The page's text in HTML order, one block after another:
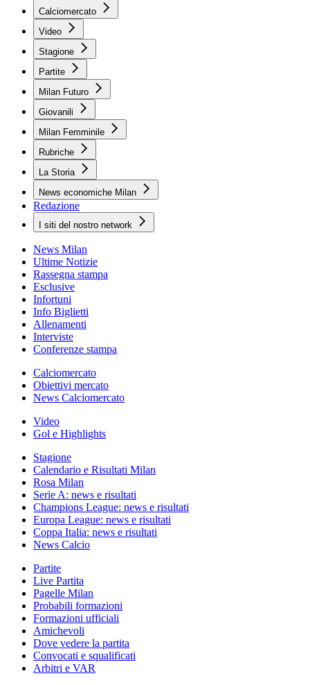
Calciomercato
Video
Stagione
Partite
Milan Futuro
Giovanili
Milan Femminile
Rubriche
La Storia
News economiche Milan
Redazione
I siti del nostro network
News Milan
Ultime Notizie
Rassegna stampa
Esclusive
Infortuni
Info Biglietti
Allenamenti
Interviste
Conferenze stampa
Calciomercato
Obiettivi mercato
News Calciomercato
Video
Gol e Highlights
Stagione
Calendario e Risultati Milan
Rosa Milan
Serie A: news e risultati
Champions League: news e risultati
Europa League: news e risultati
Coppa Italia: news e risultati
News Calcio
Partite
Live Partita
Pagelle Milan
Probabili formazioni
Formazioni ufficiali
Amichevoli
Dove vedere la partita
Convocati e squalificati
Arbitri e VAR